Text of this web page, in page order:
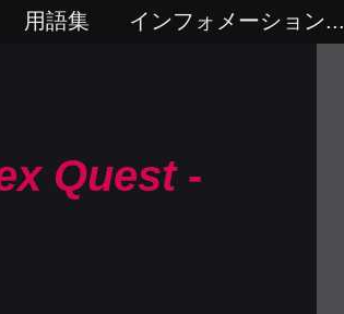
用語集 インフォメーション...
Quest-